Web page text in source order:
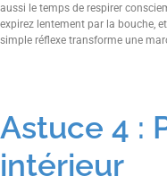
aussi le temps de respirer
expirez lentement par la bouche,
simple réflexe transforme une
Astuce 4 :
intérieur